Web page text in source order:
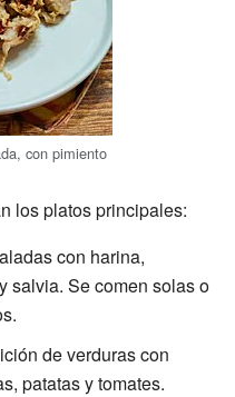
con pimiento
los platos principales:
con harina,
salvia. Se comen solas o
de verduras con
patatas y tomates.